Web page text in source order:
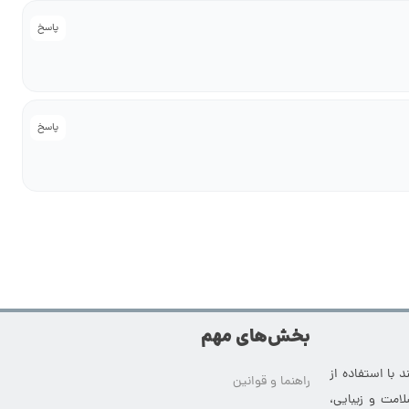
پاسخ
پاسخ
با استفاده از
و زیبایی،
بخش‌های مهم
راهنما و قوانین